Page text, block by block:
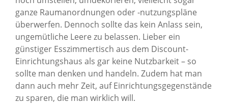
ganze Raumanordnungen oder -nutzungspläne
überwerfen. Dennoch sollte das kein Anlass sein,
ungemütliche Leere zu belassen. Lieber ein
günstiger Esszimmertisch aus dem Discount-
Einrichtungshaus als gar keine Nutzbarkeit – so
sollte man denken und handeln. Zudem hat man
dann auch mehr Zeit, auf Einrichtungsgegenstände
zu sparen, die man wirklich will.